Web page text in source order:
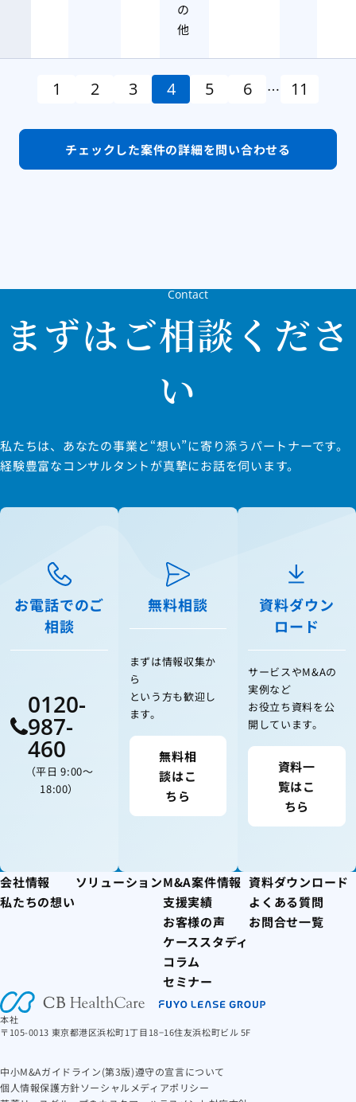
の
他
1 2 3 4 5 6 … 11
チェックした案件の詳細を問い合わせる
Contact
まずはご相談くださ
い
私たちは、あなたの事業と“想い”に寄り添うパートナーです。
経験豊富なコンサルタントが真摯にお話を伺います。
お電話でのご
相談
0120-
987-
460
（平日 9:00〜
18:00）
無料相談
まずは情報収集か
ら
という方も歓迎し
ます。
無料相
談はこ
ちら
資料ダウン
ロード
サービスやM&Aの
実例など
お役立ち資料を公
開しています。
資料一
覧はこ
ちら
会社情報
私たちの想い
ソリューションM&A案件情報
支援実績
お客様の声
ケーススタディ
コラム
セミナー
資料ダウンロード
よくある質問
お問合せ一覧
本社
〒105-0013 東京都港区浜松町1丁目18−16住友浜松町ビル 5F
中小M&Aガイドライン(第3版)遵守の宣言について
個人情報保護方針ソーシャルメディアポリシー